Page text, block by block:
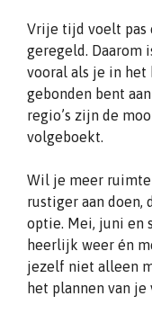
Vrije tijd voelt pas
geregeld. Daarom
vooral als je in het
gebonden bent
regio’s zijn de
volgeboekt.
Wil je meer
rustiger aan doen,
optie. Mei, juni en
heerlijk weer én
jezelf niet alleen
het plannen van je